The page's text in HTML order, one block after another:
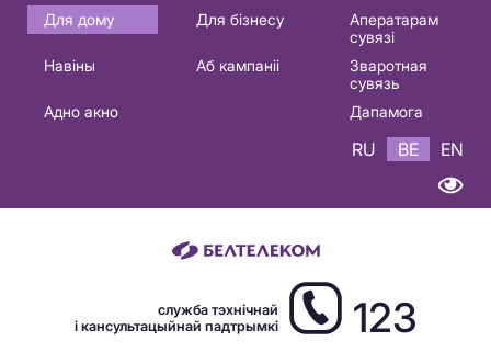
Основная
навигация
Для дому Для бізнесу
Аператарам
сувязі
Навіны
Аб кампаніі
Зваротная
сувязь
Адно акно
Дапамога
RU BE EN
служба тэхнічнай
і кансультацыйнай падтрымкі
123